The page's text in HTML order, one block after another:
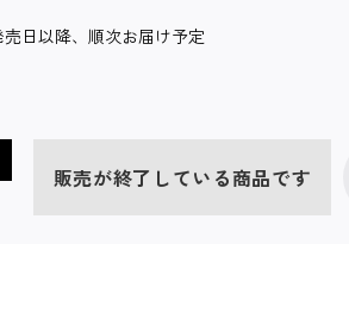
売日以降、順次お届け予定
販売が終了している商品です